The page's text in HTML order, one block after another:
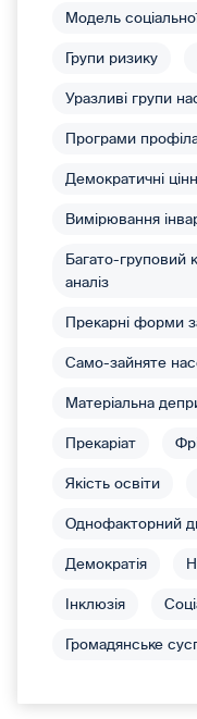
Модель
Групи ризику
Уразливі групи
Програми
Демократичні
Вимірювання
Багато-груповий
аналіз
Прекарні форми
Само-зайняте
Матеріальна
Прекаріат
Якість освіти
Однофакторний
Демократія
Інклюзія
Громадянське